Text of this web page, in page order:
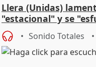
Llera (Unidas)
"estacional" y se
Sonido Totales